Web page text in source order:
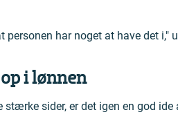
personen har noget at have det i,"
i lønnen
sider, er det igen en god